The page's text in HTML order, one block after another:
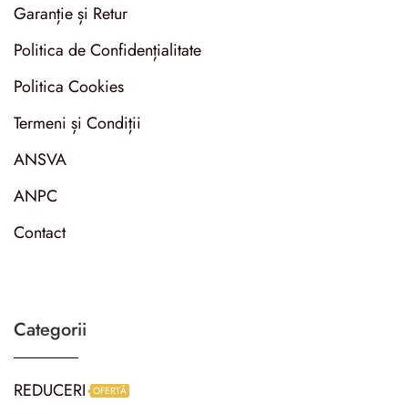
Garanție și Retur
Politica de Confidențialitate
Politica Cookies
Termeni și Condiții
ANSVA
ANPC
Contact
Categorii
REDUCERI OFERTĂ